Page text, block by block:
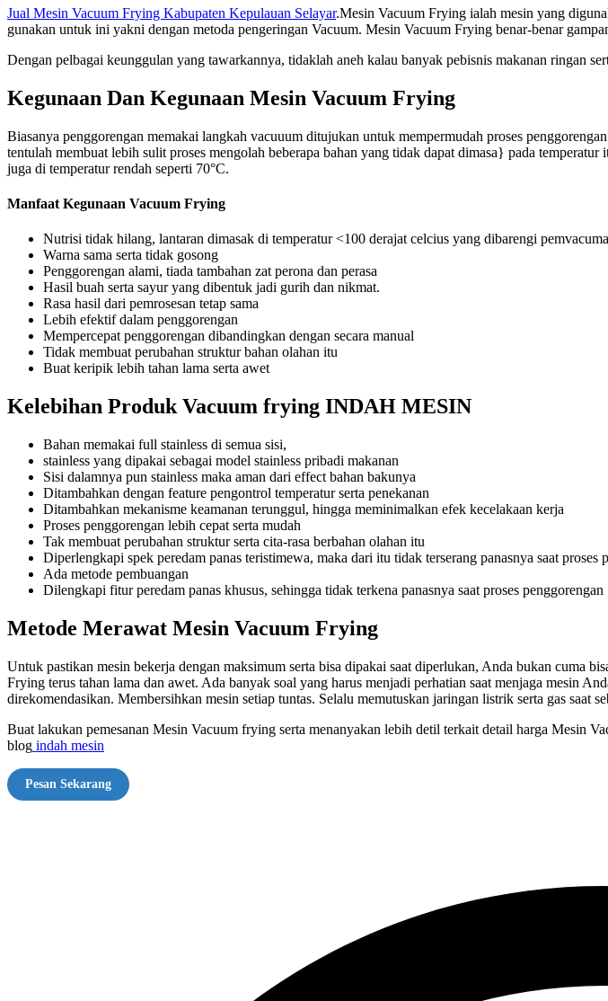
Jual Mesin Vacuum Frying Kabupaten Kepulauan Selayar.Mesin Vacuum Frying ialah mesin yang
gunakan untuk ini yakni dengan metoda pengeringan Vacuum. Mesin Vacuum Frying benar-benar
Dengan pelbagai keunggulan yang tawarkannya, tidaklah aneh kalau banyak pebisnis makanan ringan
Kegunaan Dan Kegunaan Mesin Vacuum Frying
Biasanya penggorengan memakai langkah vacuuum ditujukan untuk mempermudah proses
tentulah membuat lebih sulit proses mengolah beberapa bahan yang tidak dapat dimasa} pada
juga di temperatur rendah seperti 70°C.
Manfaat Kegunaan Vacuum Frying
Nutrisi tidak hilang, lantaran dimasak di temperatur <100 derajat celcius yang dibarengi
Warna sama serta tidak gosong
Penggorengan alami, tiada tambahan zat perona dan perasa
Hasil buah serta sayur yang dibentuk jadi gurih dan nikmat.
Rasa hasil dari pemrosesan tetap sama
Lebih efektif dalam penggorengan
Mempercepat penggorengan dibandingkan dengan secara manual
Tidak membuat perubahan struktur bahan olahan itu
Buat keripik lebih tahan lama serta awet
Kelebihan Produk Vacuum frying INDAH MESIN
Bahan memakai full stainless di semua sisi,
stainless yang dipakai sebagai model stainless pribadi makanan
Sisi dalamnya pun stainless maka aman dari effect bahan bakunya
Ditambahkan dengan feature pengontrol temperatur serta penekanan
Ditambahkan mekanisme keamanan terunggul, hingga meminimalkan efek kecelakaan kerja
Proses penggorengan lebih cepat serta mudah
Tak membuat perubahan struktur serta cita-rasa berbahan olahan itu
Diperlengkapi spek peredam panas teristimewa, maka dari itu tidak terserang panasnya saat proses
Ada metode pembuangan
Dilengkapi fitur peredam panas khusus, sehingga tidak terkena panasnya saat proses penggorengan
Metode Merawat Mesin Vacuum Frying
Untuk pastikan mesin bekerja dengan maksimum serta bisa dipakai saat diperlukan, Anda bukan cuma
Frying terus tahan lama dan awet. Ada banyak soal yang harus menjadi perhatian saat menjaga mesin
direkomendasikan. Membersihkan mesin setiap tuntas. Selalu memutuskan jaringan listrik serta gas saat
Buat lakukan pemesanan Mesin Vacuum frying serta menanyakan lebih detil terkait detail harga Mesin
blog indah mesin
Pesan Sekarang